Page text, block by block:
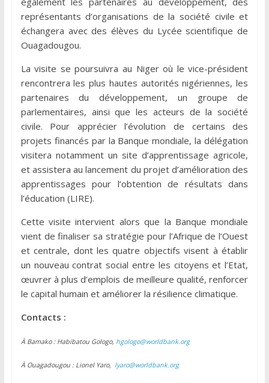
représentants d’organisations de la société civile et
échangera avec des élèves du Lycée scientifique de
Ouagadougou.
La visite se poursuivra au Niger où le vice-président
rencontrera les plus hautes autorités nigériennes, les
partenaires du développement, un groupe de
parlementaires, ainsi que les acteurs de la société
civile. Pour apprécier l’évolution de certains des
projets financés par la Banque mondiale, la délégation
visitera notamment un site d’apprentissage agricole,
et assistera au lancement du projet d’amélioration des
apprentissages pour l’obtention de résultats dans
l’éducation (LIRE).
Cette visite intervient alors que la Banque mondiale
vient de finaliser sa stratégie pour l’Afrique de l’Ouest
et centrale, dont les quatre objectifs visent à établir
un nouveau contrat social entre les citoyens et l’Etat,
œuvrer à plus d’emplois de meilleure qualité, renforcer
le capital humain et améliorer la résilience climatique.
Contacts :
À Bamako : Habibatou Gologo, hgologo@worldbank.org
À Ouagadougou : Lionel Yaro, lyaro@worldbank.org